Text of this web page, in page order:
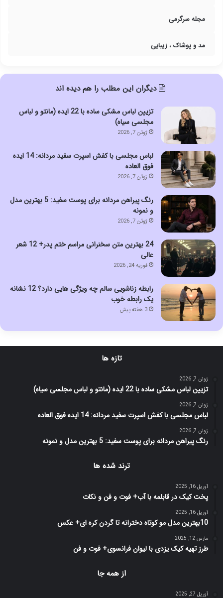
مجله سرگرمی
مد و پوشاک ، زیبایی
دیگران این مطلب را هم دیده اند
تزیین لباس مشکی ساده با 22 ایده (مانتو و لباس
مجلسی سیاه)
ژوئن 7, 2026
لباس مجلسی با کفش اسپرت سفید مردانه: 14 ایده
فوق العاده
ژوئن 7, 2026
رنگ پیراهن مردانه برای پوست سفید: 5 بهترین مدل
و نمونه
ژوئن 7, 2026
24 بهترین متن سخنرانی مراسم ختم پدر+ 12 شعر
عالی
فوریه 24, 2026
رابطه زناشویی سالم چه ویژگی هایی دارد؟ 12 نشانه
یک رابطه خوب
3 هفته پیش
تازه ها
ژوئن 7, 2026
تزیین لباس مشکی ساده با 22 ایده (مانتو و لباس مجلسی سیاه)
ژوئن 7, 2026
لباس مجلسی با کفش اسپرت سفید مردانه: 14 ایده فوق العاده
ژوئن 7, 2026
رنگ پیراهن مردانه برای پوست سفید: 5 بهترین مدل و نمونه
ترند شده ها
آوریل 16, 2025
پخت کیک در قابلمه با آب+ فوت و فن و نکات
آوریل 16, 2025
10بهترین مدل مو کوتاه دخترانه تا گردن کره ای+ عکس
مارس 12, 2025
طرز تهیه کیک یزدی با لیوان فرانسوی+ فوت و فن
از همه جا
آوریل 27, 2025